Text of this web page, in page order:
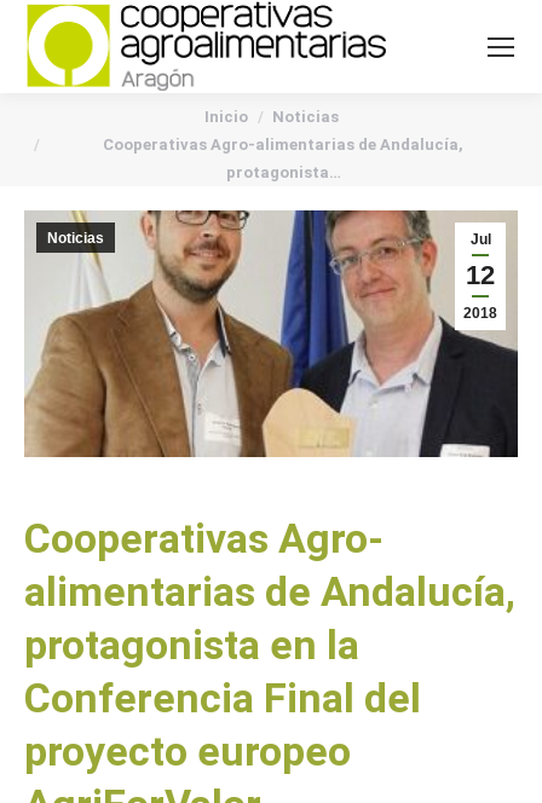
Inicio
Noticias
Cooperativas Agro-alimentarias de Andalucía,
protagonista…
Jul
12
2018
Noticias
Cooperativas Agro-
alimentarias de Andalucía,
protagonista en la
Conferencia Final del
proyecto europeo